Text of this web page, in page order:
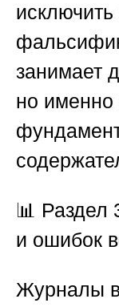
занимает
но именно
📊 Раздел
и ошибок
Журналы